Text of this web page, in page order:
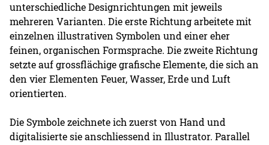
unterschiedliche Designrichtungen mit jeweils
mehreren Varianten. Die erste Richtung arbeitete mit
einzelnen illustrativen Symbolen und einer eher
feinen, organischen Formsprache. Die zweite Richtung
setzte auf grossflächige grafische Elemente, die sich an
den vier Elementen Feuer, Wasser, Erde und Luft
orientierten.
Die Symbole zeichnete ich zuerst von Hand und
digitalisierte sie anschliessend in Illustrator. Parallel